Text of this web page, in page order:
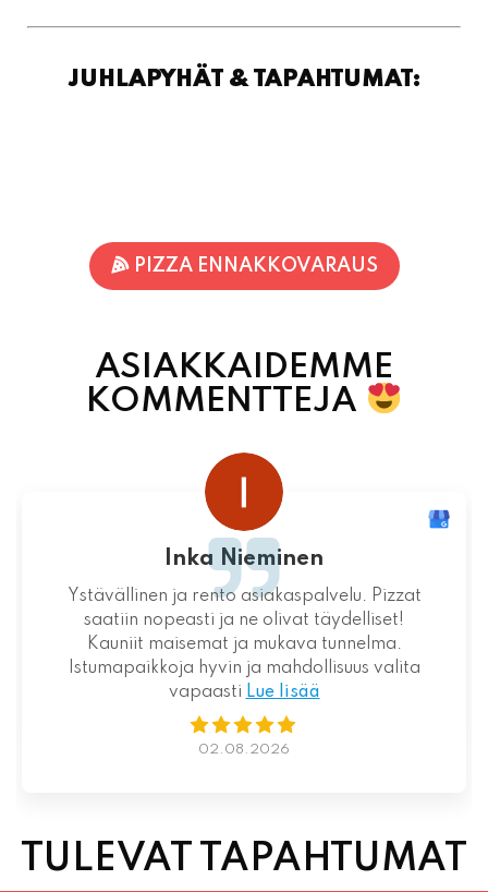
JUHLAPYHÄT & TAPAHTUMAT:
PIZZA ENNAKKOVARAUS
ASIAKKAIDEMME
KOMMENTTEJA
Inka Nieminen
Ystävällinen ja rento asiakaspalvelu. Pizzat
saatiin nopeasti ja ne olivat täydelliset!
Kauniit maisemat ja mukava tunnelma.
Istumapaikkoja hyvin ja mahdollisuus valita
vapaasti Lue lisää
02.08.2026
TULEVAT TAPAHTUMAT